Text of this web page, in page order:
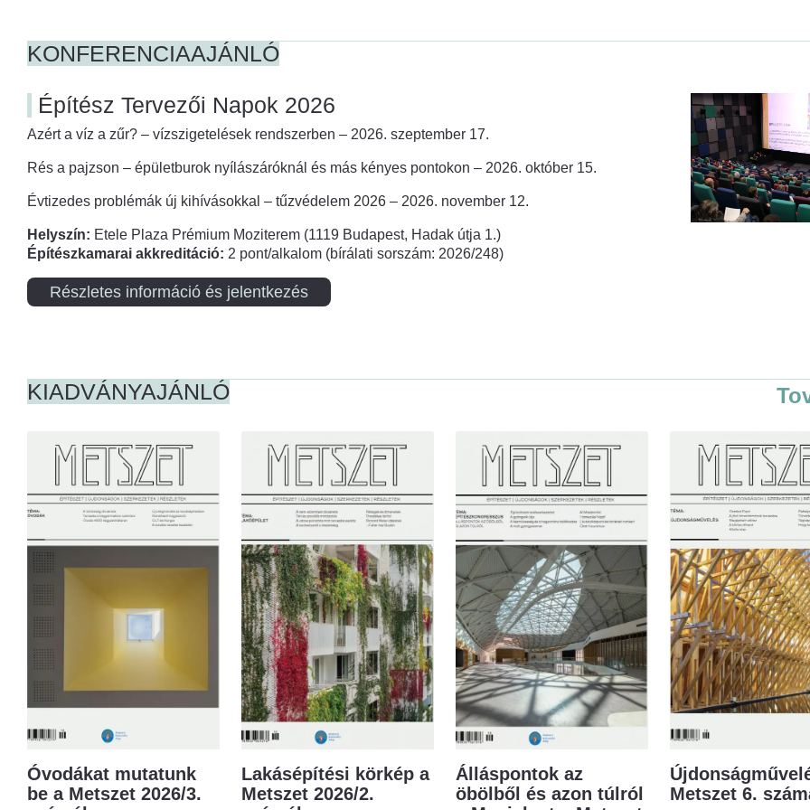
KONFERENCIAAJÁNLÓ
Építész Tervezői Napok 2026
Azért a víz a zűr? – vízszigetelések rendszerben – 2026. szeptember 17.
Rés a pajzson – épületburok nyílászáróknál és más kényes pontokon – 2026. október 15.
Évtizedes problémák új kihívásokkal – tűzvédelem 2026 – 2026. november 12.
Helyszín: Etele Plaza Prémium Moziterem (1119 Budapest, Hadak útja 1.)
Építészkamarai akkreditáció: 2 pont/alkalom (bírálati sorszám: 2026/248)
Részletes információ és jelentkezés
KIADVÁNYAJÁNLÓ
Óvodákat mutatunk
be a Metszet 2026/3.
Lakásépítési körkép a
Metszet 2026/2.
Álláspontok az
öbölből és azon túlról
Metszet 6.